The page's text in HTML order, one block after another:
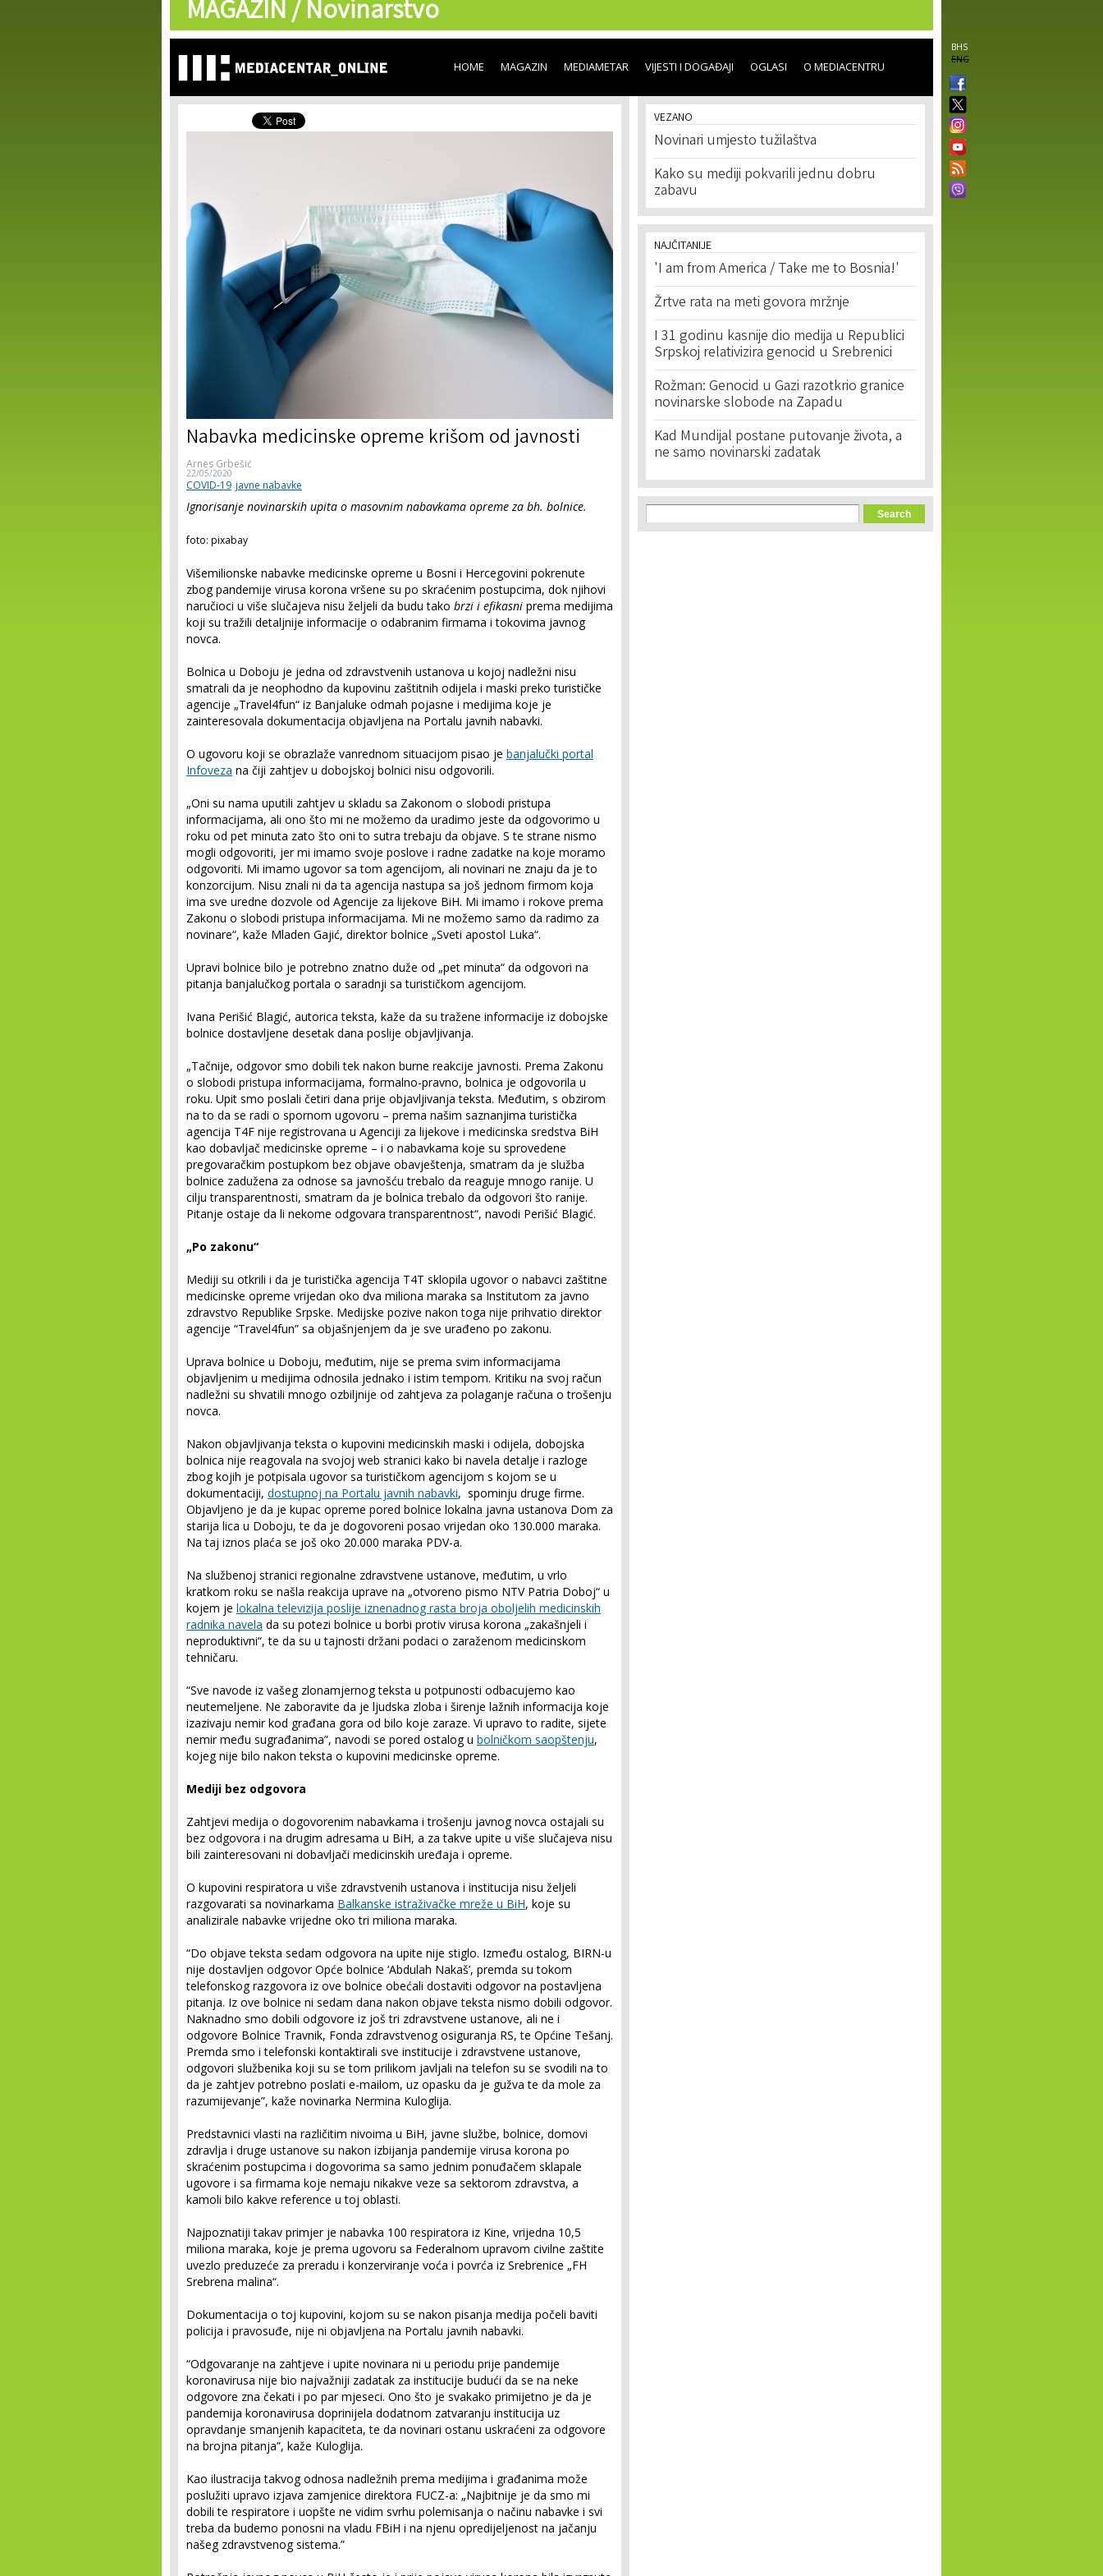
content
MAGAZIN /Novinarstvo
BHS
ENG
HOME MAGAZIN MEDIAMETAR VIJESTI I DOGAĐAJI OGLASI O MEDIACENTRU
Nabavka medicinske opreme krišom od javnosti
Arnes Grbešić
22/05/2020
COVID-19 javne nabavke
Ignorisanje novinarskih upita o masovnim nabavkama opreme za bh. bolnice.
foto: pixabay
Višemilionske nabavke medicinske opreme u Bosni i Hercegovini pokrenute
zbog pandemije virusa korona vršene su po skraćenim postupcima, dok njihovi
naručioci u više slučajeva nisu željeli da budu tako brzi i efikasni prema medijima
koji su tražili detaljnije informacije o odabranim firmama i tokovima javnog
novca.
Bolnica u Doboju je jedna od zdravstvenih ustanova u kojoj nadležni nisu
smatrali da je neophodno da kupovinu zaštitnih odijela i maski preko turističke
agencije „Travel4fun“ iz Banjaluke odmah pojasne i medijima koje je
zainteresovala dokumentacija objavljena na Portalu javnih nabavki.
O ugovoru koji se obrazlaže vanrednom situacijom pisao je banjalučki portal
Infoveza na čiji zahtjev u dobojskoj bolnici nisu odgovorili.
„Oni su nama uputili zahtjev u skladu sa Zakonom o slobodi pristupa
informacijama, ali ono što mi ne možemo da uradimo jeste da odgovorimo u
roku od pet minuta zato što oni to sutra trebaju da objave. S te strane nismo
mogli odgovoriti, jer mi imamo svoje poslove i radne zadatke na koje moramo
odgovoriti. Mi imamo ugovor sa tom agencijom, ali novinari ne znaju da je to
konzorcijum. Nisu znali ni da ta agencija nastupa sa još jednom firmom koja
ima sve uredne dozvole od Agencije za lijekove BiH. Mi imamo i rokove prema
Zakonu o slobodi pristupa informacijama. Mi ne možemo samo da radimo za
novinare“, kaže Mladen Gajić, direktor bolnice „Sveti apostol Luka“.
Upravi bolnice bilo je potrebno znatno duže od „pet minuta“ da odgovori na
pitanja banjalučkog portala o saradnji sa turističkom agencijom.
Ivana Perišić Blagić, autorica teksta, kaže da su tražene informacije iz dobojske
bolnice dostavljene desetak dana poslije objavljivanja.
„Tačnije, odgovor smo dobili tek nakon burne reakcije javnosti. Prema Zakonu
o slobodi pristupa informacijama, formalno-pravno, bolnica je odgovorila u
roku. Upit smo poslali četiri dana prije objavljivanja teksta. Međutim, s obzirom
na to da se radi o spornom ugovoru – prema našim saznanjima turistička
agencija T4F nije registrovana u Agenciji za lijekove i medicinska sredstva BiH
kao dobavljač medicinske opreme – i o nabavkama koje su sprovedene
pregovaračkim postupkom bez objave obavještenja, smatram da je služba
bolnice zadužena za odnose sa javnošću trebalo da reaguje mnogo ranije. U
cilju transparentnosti, smatram da je bolnica trebalo da odgovori što ranije.
Pitanje ostaje da li nekome odgovara transparentnost“, navodi Perišić Blagić.
„Po zakonu“
Mediji su otkrili i da je turistička agencija T4T sklopila ugovor o nabavci zaštitne
medicinske opreme vrijedan oko dva miliona maraka sa Institutom za javno
zdravstvo Republike Srpske. Medijske pozive nakon toga nije prihvatio direktor
agencije “Travel4fun” sa objašnjenjem da je sve urađeno po zakonu.
Uprava bolnice u Doboju, međutim, nije se prema svim informacijama
objavljenim u medijima odnosila jednako i istim tempom. Kritiku na svoj račun
nadležni su shvatili mnogo ozbiljnije od zahtjeva za polaganje računa o trošenju
novca.
Nakon objavljivanja teksta o kupovini medicinskih maski i odijela, dobojska
bolnica nije reagovala na svojoj web stranici kako bi navela detalje i razloge
zbog kojih je potpisala ugovor sa turističkom agencijom s kojom se u
dokumentaciji, dostupnoj na Portalu javnih nabavki, spominju druge firme.
Objavljeno je da je kupac opreme pored bolnice lokalna javna ustanova Dom za
starija lica u Doboju, te da je dogovoreni posao vrijedan oko 130.000 maraka.
Na taj iznos plaća se još oko 20.000 maraka PDV-a.
Na službenoj stranici regionalne zdravstvene ustanove, međutim, u vrlo
kratkom roku se našla reakcija uprave na „otvoreno pismo NTV Patria Doboj“ u
kojem je lokalna televizija poslije iznenadnog rasta broja oboljelih medicinskih
radnika navela da su potezi bolnice u borbi protiv virusa korona „zakašnjeli i
neproduktivni“, te da su u tajnosti držani podaci o zaraženom medicinskom
tehničaru.
“Sve navode iz vašeg zlonamjernog teksta u potpunosti odbacujemo kao
neutemeljene. Ne zaboravite da je ljudska zloba i širenje lažnih informacija koje
izazivaju nemir kod građana gora od bilo koje zaraze. Vi upravo to radite, sijete
nemir među sugrađanima”, navodi se pored ostalog u bolničkom saopštenju,
kojeg nije bilo nakon teksta o kupovini medicinske opreme.
Mediji bez odgovora
Zahtjevi medija o dogovorenim nabavkama i trošenju javnog novca ostajali su
bez odgovora i na drugim adresama u BiH, a za takve upite u više slučajeva nisu
bili zainteresovani ni dobavljači medicinskih uređaja i opreme.
O kupovini respiratora u više zdravstvenih ustanova i institucija nisu željeli
razgovarati sa novinarkama Balkanske istraživačke mreže u BiH, koje su
analizirale nabavke vrijedne oko tri miliona maraka.
“Do objave teksta sedam odgovora na upite nije stiglo. Između ostalog, BIRN-u
nije dostavljen odgovor Opće bolnice ‘Abdulah Nakaš’, premda su tokom
telefonskog razgovora iz ove bolnice obećali dostaviti odgovor na postavljena
pitanja. Iz ove bolnice ni sedam dana nakon objave teksta nismo dobili odgovor.
Naknadno smo dobili odgovore iz još tri zdravstvene ustanove, ali ne i
odgovore Bolnice Travnik, Fonda zdravstvenog osiguranja RS, te Općine Tešanj.
Premda smo i telefonski kontaktirali sve institucije i zdravstvene ustanove,
odgovori službenika koji su se tom prilikom javljali na telefon su se svodili na to
da je zahtjev potrebno poslati e-mailom, uz opasku da je gužva te da mole za
razumijevanje”, kaže novinarka Nermina Kuloglija.
Predstavnici vlasti na različitim nivoima u BiH, javne službe, bolnice, domovi
zdravlja i druge ustanove su nakon izbijanja pandemije virusa korona po
skraćenim postupcima i dogovorima sa samo jednim ponuđačem sklapale
ugovore i sa firmama koje nemaju nikakve veze sa sektorom zdravstva, a
kamoli bilo kakve reference u toj oblasti.
Najpoznatiji takav primjer je nabavka 100 respiratora iz Kine, vrijedna 10,5
miliona maraka, koje je prema ugovoru sa Federalnom upravom civilne zaštite
uvezlo preduzeće za preradu i konzerviranje voća i povrća iz Srebrenice „FH
Srebrena malina“.
Dokumentacija o toj kupovini, kojom su se nakon pisanja medija počeli baviti
policija i pravosuđe, nije ni objavljena na Portalu javnih nabavki.
“Odgovaranje na zahtjeve i upite novinara ni u periodu prije pandemije
koronavirusa nije bio najvažniji zadatak za institucije budući da se na neke
odgovore zna čekati i po par mjeseci. Ono što je svakako primijetno je da je
pandemija koronavirusa doprinijela dodatnom zatvaranju institucija uz
opravdanje smanjenih kapaciteta, te da novinari ostanu uskraćeni za odgovore
na brojna pitanja”, kaže Kuloglija.
Kao ilustracija takvog odnosa nadležnih prema medijima i građanima može
poslužiti upravo izjava zamjenice direktora FUCZ-a: „Najbitnije je da smo mi
dobili te respiratore i uopšte ne vidim svrhu polemisanja o načinu nabavke i svi
treba da budemo ponosni na vladu FBiH i na njenu opredijeljenost na jačanju
našeg zdravstvenog sistema.”
VEZANO
Novinari umjesto tužilaštva
Kako su mediji pokvarili jednu dobru
zabavu
NAJČITANIJE
'I am from America / Take me to Bosnia!'
Žrtve rata na meti govora mržnje
I 31 godinu kasnije dio medija u Republici
Srpskoj relativizira genocid u Srebrenici
Rožman: Genocid u Gazi razotkrio granice
novinarske slobode na Zapadu
Kad Mundijal postane putovanje života, a
ne samo novinarski zadatak
Search form
Search